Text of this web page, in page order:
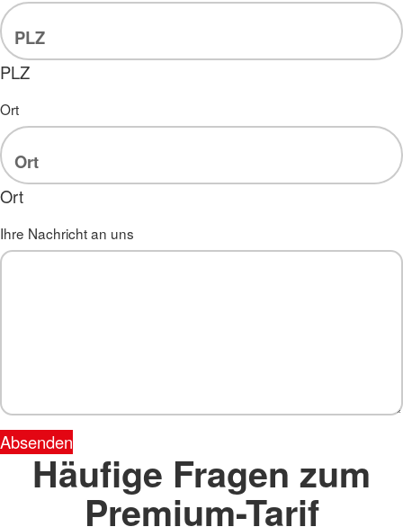
PLZ
Ort
Ort
Ihre Nachricht an uns
Absenden
Häufige Fragen zum
Premium-Tarif